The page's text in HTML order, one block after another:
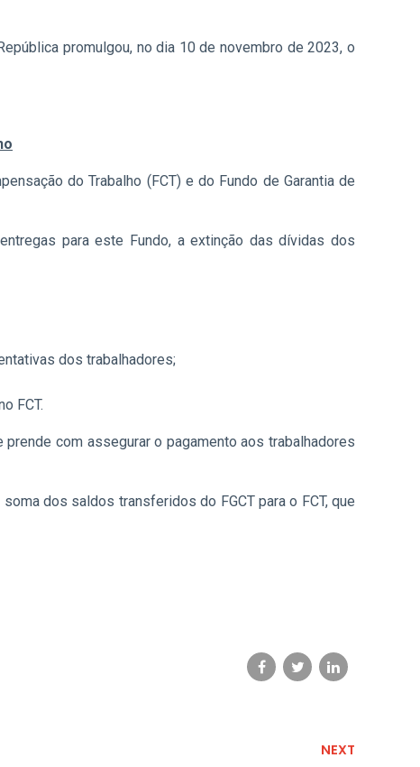
promulgou, no dia 10 de novembro de 2023, o
do Trabalho (FCT) e do Fundo de Garantia de
para este Fundo, a extinção das dívidas dos
dos trabalhadores;
FCT.
com assegurar o pagamento aos trabalhadores
dos saldos transferidos do FGCT para o FCT, que
NEXT